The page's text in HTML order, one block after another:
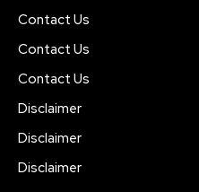
Contact Us
Contact Us
Contact Us
Disclaimer
Disclaimer
Disclaimer